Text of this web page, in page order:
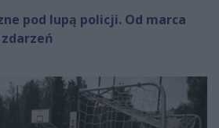
pod lupą policji. Od marca